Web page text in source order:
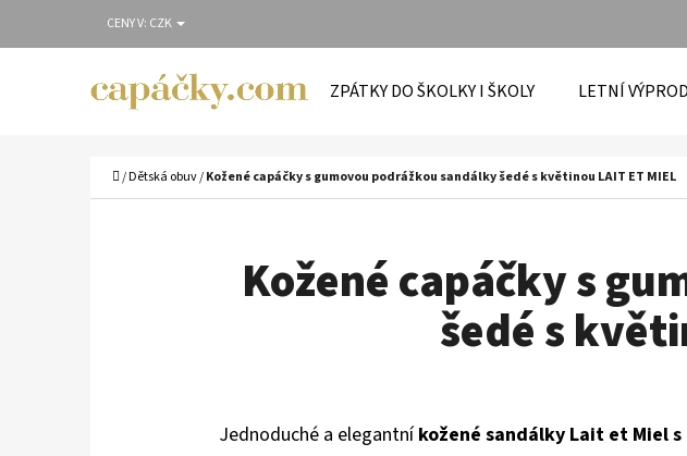
na
CENY V: CZK
ZPÁTKY DO ŠKOLKY I ŠKOLY LETNÍ
Domů
/Dětská obuv/Kožené capáčky s gumovou podrážkou sandálky šedé s květinou LAIT ET MIEL
Kožené capáčky s
šedé s
Jednoduché a elegantníkožené sandálky Lait et Miel
O
Zpět
do
Zpět
do